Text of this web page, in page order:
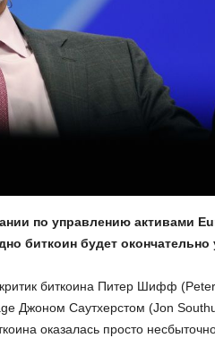
по управлению активами
биткоин будет окончательно
биткоина Питер Шифф
Джоном Саутхерстом (Jon
оказалась просто